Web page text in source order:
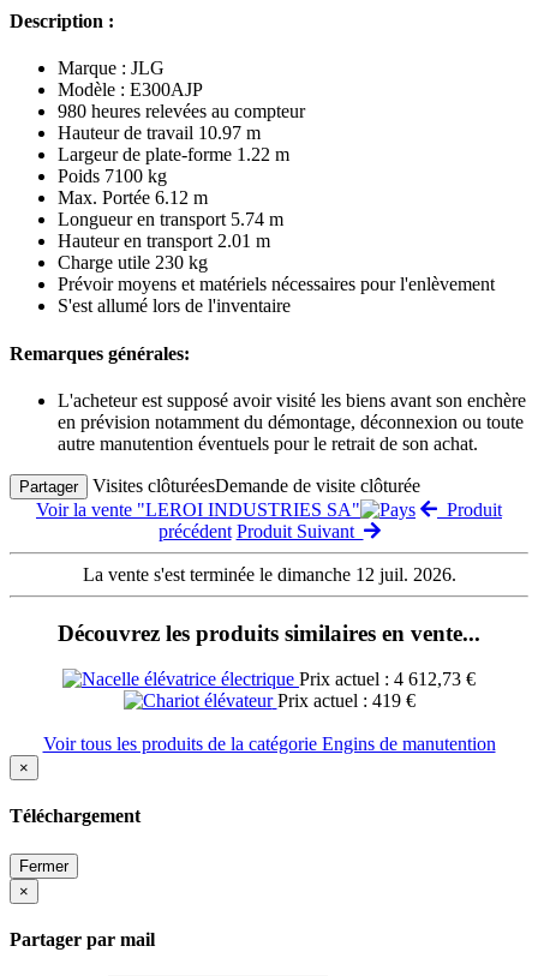
Description :
Marque : JLG
Modèle : E300AJP
980 heures relevées au compteur
Hauteur de travail 10.97 m
Largeur de plate-forme 1.22 m
Poids 7100 kg
Max. Portée 6.12 m
Longueur en transport 5.74 m
Hauteur en transport 2.01 m
Charge utile 230 kg
Prévoir moyens et matériels nécessaires pour l'enlèvement
S'est allumé lors de l'inventaire
Remarques générales:
L'acheteur est supposé avoir visité les biens avant son enchère
en prévision notamment du démontage, déconnexion ou toute
autre manutention éventuels pour le retrait de son achat.
Partager Visites clôturéesDemande de visite clôturée
Voir la vente "LEROI INDUSTRIES SA"
Produit
précédent Produit Suivant
La vente s'est terminée le dimanche 12 juil. 2026.
Découvrez les produits similaires en vente...
Prix actuel : 4 612,73 €
Prix actuel : 419 €
Voir tous les produits de la catégorie Engins de manutention
×
Téléchargement
Fermer
×
Partager par mail